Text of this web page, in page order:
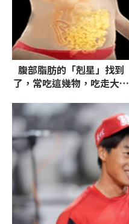
腹部脂肪的「剋星」找到
了，常吃這幾物，吃走大肚